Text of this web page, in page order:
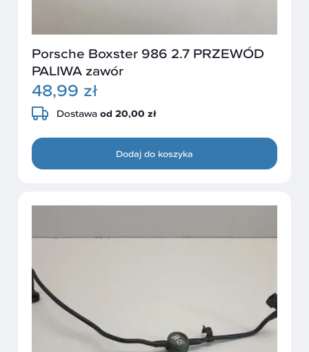
Porsche Boxster 986 2.7 PRZEWÓD
PALIWA zawór
48,99 zł
Dostawa od 20,00 zł
Dodaj do koszyka